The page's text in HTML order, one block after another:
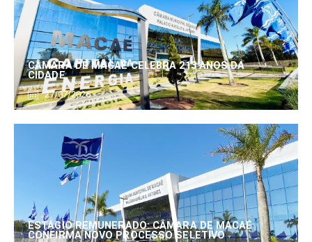
CÂMARA DE MACAÉ CELEBRA 213 ANOS DA
CIDADE
27/07/2026
ESTÁGIO REMUNERADO: CÂMARA DE MACAÉ
CONFIRMA NOVO PROCESSO SELETIVO